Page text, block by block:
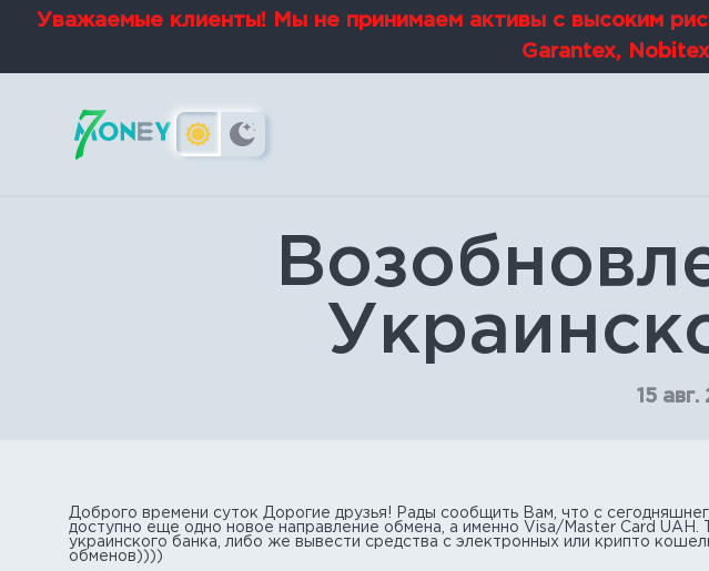
Уважаемые клиенты! Мы не принимаем активы с высоким
Garantex,
15 авг.
Доброго времени суток Дорогие друзья! Рады сообщить Вам, что с
доступно еще одно новое направление обмена, а именно Visa/Master Card
украинского банка, либо же вывести средства с электронных или крипто
обменов))))